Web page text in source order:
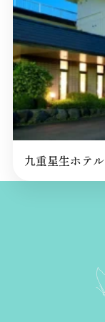
九重星生ホテル